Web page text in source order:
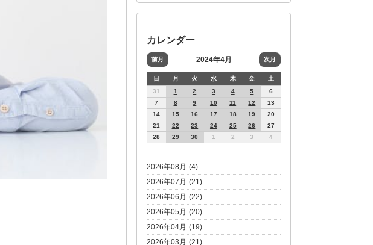
カレンダー
前月 2024年4月 次月
日 月 火 水 木 金
土
31
1 2 3 4 5
6
7
8 9 10 11 12
13
14
15 16 17 18 19
20
21
22 23 24 25 26
27
28
29 30 1 2 3 4
2026年08月 (4)
2026年07月 (21)
2026年06月 (22)
2026年05月 (20)
2026年04月 (19)
2026年03月 (21)